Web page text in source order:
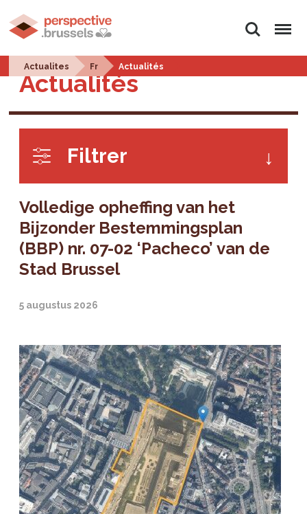
Zoeken Menu
Actualites Fr Actualités
Actualités
Filtrer
Volledige opheffing van het
Bijzonder Bestemmingsplan
(BBP) nr. 07-02 ‘Pacheco’ van de
Stad Brussel
5 augustus 2026